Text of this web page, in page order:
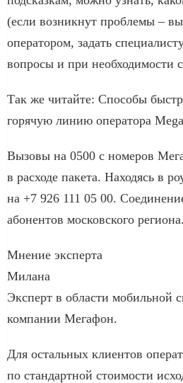
(если возникнут проблемы –
оператором, задать
вопросы и при необходимости
Так же читайте: Способы
горячую линию оператора
Вызовы на 0500 с номеров
в расходе пакета. Находясь в
на +7 926 111 05 00.
абонентов московского региона.
Мнение эксперта
Милана
Эксперт в области мобильной
компании Мегафон.
Для остальных клиентов
по стандартной стоимости